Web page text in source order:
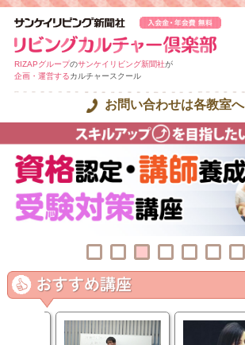
RIZAPグループのサンケイリビング新聞社が
企画・運営するカルチャースクール
お問い合わせは各教室へ